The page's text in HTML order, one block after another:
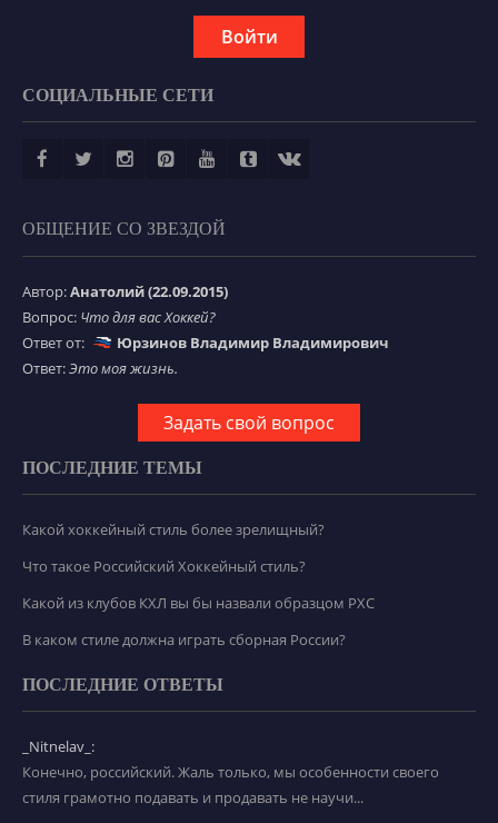
Войти
СОЦИАЛЬНЫЕ СЕТИ
ОБЩЕНИЕ СО ЗВЕЗДОЙ
Автор:Анатолий (22.09.2015)
Вопрос: Что для вас Хоккей?
Ответ от:
Юрзинов Владимир Владимирович
Ответ:Это моя жизнь.
Задать свой вопрос
ПОСЛЕДНИЕ ТЕМЫ
Какой хоккейный стиль более зрелищный?
Что такое Российский Хоккейный стиль?
Какой из клубов КХЛ вы бы назвали образцом РХС
В каком стиле должна играть сборная России?
ПОСЛЕДНИЕ ОТВЕТЫ
_Nitnelav_:
Конечно, российский. Жаль только, мы особенности своего
стиля грамотно подавать и продавать не научи...